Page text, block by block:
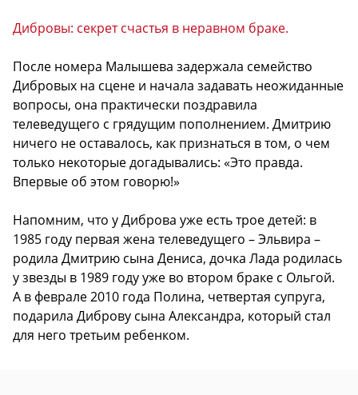
Дибровы: секрет счастья в неравном браке.
После номера Малышева задержала семейство
Дибровых на сцене и начала задавать неожиданные
вопросы, она практически поздравила
телеведущего с грядущим пополнением. Дмитрию
ничего не оставалось, как признаться в том, о чем
только некоторые догадывались: «Это правда.
Впервые об этом говорю!»
Напомним, что у Диброва уже есть трое детей: в
1985 году первая жена телеведущего – Эльвира –
родила Дмитрию сына Дениса, дочка Лада родилась
у звезды в 1989 году уже во втором браке с Ольгой.
А в феврале 2010 года Полина, четвертая супруга,
подарила Диброву сына Александра, который стал
для него третьим ребенком.